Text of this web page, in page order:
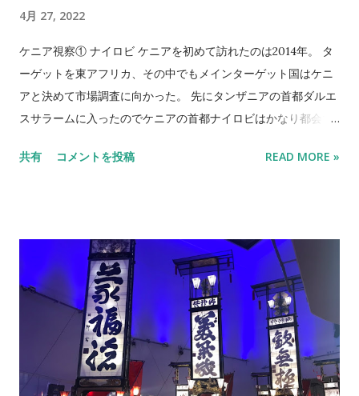
ド！２年車検付！ 18 トッポ 三菱 黒 売約済 元祖ハイトワゴ
ン！走行８万キロ！ 先行案内 入荷予定のお車をこちらのブログ
を見てくださった方に特別に先行ご案内します。 準備が出来ま
したら上の在庫リストに順次移動します。 でも店頭に到着した
になる車があればお早めにお問合せ下さいね。 車名 メーカー
4月 27, 2022
ケニア視察① ナイロビ ケニアを初めて訪れたのは2014年。 タ
ーゲットを東アフリカ、その中でもメインターゲット国はケニ
アと決めて市場調査に向かった。 先にタンザニアの首都ダルエ
スサラームに入ったのでケニアの首都ナイロビはかなり都会で
車。しかもトヨタが大半。 なんだか不思議な感じだが遠く離れ
色々とケニアのビジネスでの注意点などお話しをしていただ
き、ナイロビの日本の車屋さんなど紹介頂いた。 大手ネット通
販のオフィスでも歓迎してもらえてケニア人スタッフに（日本
の会社だが日本人は当時はいなかった）ケニア輸入時の車齢の
規則（ケニアは関税のかけ方が独特）や人気車種、どのような
人がこのサイトを使用して購入するかなど熱心に話をしてくれ
た。 ゼロからのスタート編 でふれたイエローページを頼りに中
共有 コメントを投稿 READ MORE »